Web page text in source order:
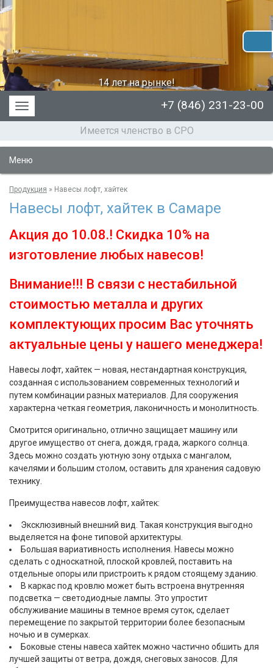
14 лет на рынке!
Меню +7 (846) 231-23-00
Имеется членство в СРО
Меню
Продукция » Навесы лофт, хайтек
Навесы лофт, хайтек в Самаре
Акция до 10.08.! Скидка 10% на
изготовление любых навесов!
Внимание!!! В связи с нестабильной
стоимостью металла и других
комплектующих просим Вас уточнять
актуальные цены у нашего менеджера!
Навесы лофт, хайтек — новая, нестандартная конструкция,
созданная с использованием современных технологий и
путем комбинации разных материалов. Для сооружения
характерна четкая геометрия, лаконичность и монолитность.
Смотрится оригинально, отлично защищает машину или
другое имущество от снега, дождя, града, жаркого солнца.
Здесь можно создать уютную зону отдыха с мангалом,
качелями и большим столом, оставить для хранения садовую
технику.
Преимущества навесов лофт, хайтек:
Эксклюзивный внешний вид. Такая конструкция выгодно
выделяется на фоне типовой архитектуры.
Большая вариативность исполнения. Навесы можно
сделать с односкатной, плоской кровлей, поставить на
отдельные опоры или пристроить к рядом стоящему зданию.
В каркас под кровлю может быть встроена внутренняя
подсветка — светодиодные лампы. Это упростит
обслуживание машины в темное время суток, сделает
перемещение по закрытой территории более безопасным
ночью и в сумерках.
Боковые стены навеса хайтек можно частично обшить для
лучшей защиты от ветра, дождя, снеговых заносов. Для